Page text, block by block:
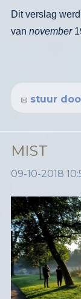
Dit verslag
van november
stuur
MIST
09-10-2018